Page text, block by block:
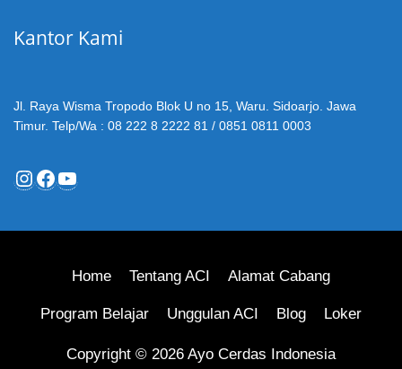
Kantor Kami
Jl. Raya Wisma Tropodo Blok U no 15, Waru. Sidoarjo. Jawa
Timur. Telp/Wa : 08 222 8 2222 81 / 0851 0811 0003
Instagram
Facebook
YouTube
Home Tentang ACI Alamat Cabang
Program Belajar Unggulan ACI Blog Loker
Copyright © 2026 Ayo Cerdas Indonesia